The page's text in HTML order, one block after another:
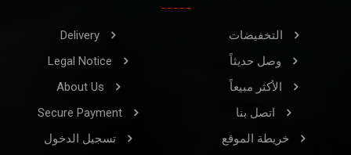
التخفيضات
وصل حديثاً
الأكثر مبيعاً
اتصل بنا
خريطة الموقع
Delivery
Legal Notice
About Us
Secure Payment
تسجيل الدخول